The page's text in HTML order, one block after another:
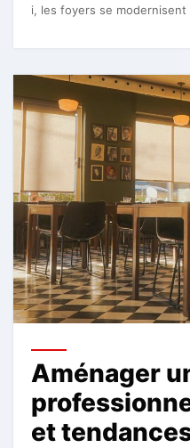
i, les foyers se
Aménager
et